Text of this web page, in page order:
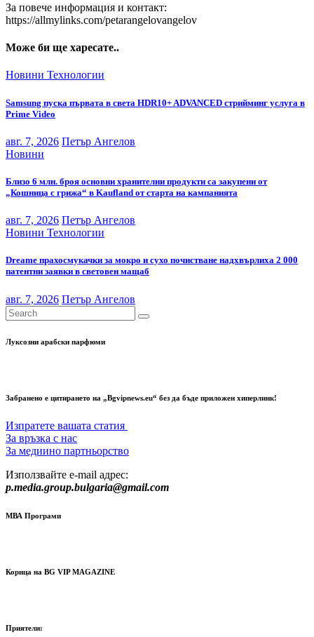
За повече информация и контакт:
https://allmylinks.com/petarangelovangelov
Може би ще харесате..
Новини Технологии
Samsung пуска първата в света HDR10+ ADVANCED стрийминг услуга в
Prime Video
авг. 7, 2026 Петър Ангелов
Новини
Близо 6 млн. броя основни хранителни продукти са закупени от
„Кошница с грижа“ в Kaufland от старта на кампанията
авг. 7, 2026 Петър Ангелов
Новини Технологии
Dreame прахосмукачки за мокро и сухо почистване надхвърлиха 2 000
патентни заявки в световен мащаб
авг. 7, 2026 Петър Ангелов
Луксозни арабски парфюми
Забранено е цитирането на „Bgvipnews.eu“ без да бъде приложен хиперлинк!
Изпратете вашата статия
За връзка с нас
За медиино партньорство
Използвайте e-mail адрес:
p.media.group.bulgaria@gmail.com
МВА Програми
Корица на BG VIP MAGAZINE
Приятели: